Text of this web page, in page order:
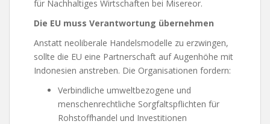
für Nachhaltiges Wirtschaften bei Misereor.
Die EU muss Verantwortung übernehmen
Anstatt neoliberale Handelsmodelle zu erzwingen,
sollte die EU eine Partnerschaft auf Augenhöhe mit
Indonesien anstreben. Die Organisationen fordern:
Verbindliche umweltbezogene und
menschenrechtliche Sorgfaltspflichten für
Rohstoffhandel und Investitionen